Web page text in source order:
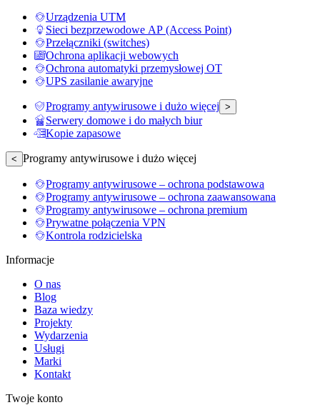
Urządzenia UTM
Sieci bezprzewodowe AP (Access Point)
Przełączniki (switches)
Ochrona aplikacji webowych
Ochrona automatyki przemysłowej OT
UPS zasilanie awaryjne
Programy antywirusowe i dużo więcej >
Serwery domowe i do małych biur
Kopie zapasowe
< Programy antywirusowe i dużo więcej
Programy antywirusowe – ochrona podstawowa
Programy antywirusowe – ochrona zaawansowana
Programy antywirusowe – ochrona premium
Prywatne połączenia VPN
Kontrola rodzicielska
Informacje
O nas
Blog
Baza wiedzy
Projekty
Wydarzenia
Usługi
Marki
Kontakt
Twoje konto